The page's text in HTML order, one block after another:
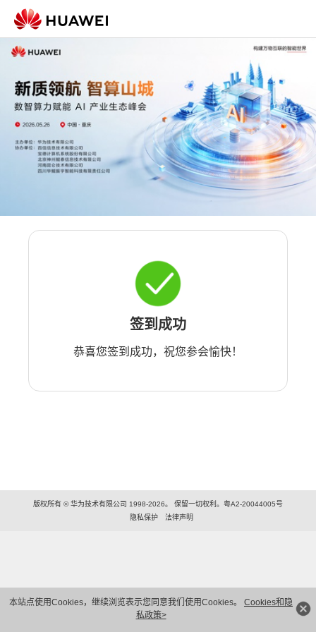
本站点使用Cookies，继续浏览表示您同意我们使用Cookies。 Cookies和隐
私政策>
签到成功
恭喜您签到成功，祝您参会愉快！
版权所有 © 华为技术有限公司 1998-2026。 保留一切权利。粤A2-20044005号
隐私保护
法律声明